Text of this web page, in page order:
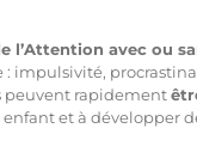
l’Attention avec ou
impulsivité,
peuvent rapidement
et à développer